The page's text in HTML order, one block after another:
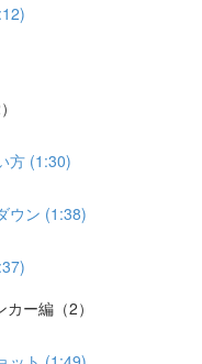
方 (1:30)
ウン (1:38)
ー編（2）